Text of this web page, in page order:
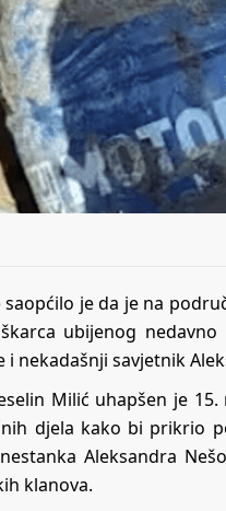
saopćilo je da je na
ubijenog
nekadašnji savjetnik
Milić uhapšen je
djela kako bi prikrio
Aleksandra
klanova.